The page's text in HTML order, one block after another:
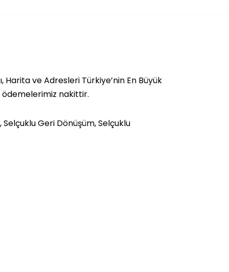
Harita ve Adresleri Türkiye’nin En Büyük
ödemelerimiz nakittir.
Selçuklu Geri Dönüşüm, Selçuklu